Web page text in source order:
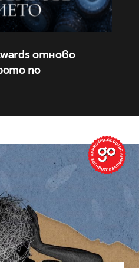
отново
по